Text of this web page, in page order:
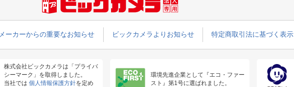
メーカーからの重要なお知らせ ビックカメラよりお知らせ 特定商取引法に基づく表示
株式会社ビックカメラは「プライバ
シーマーク」を取得しました。
当社では 個人情報保護方針を定め
環境先進企業として『エコ・ファー
スト』第1号に選ばれました。